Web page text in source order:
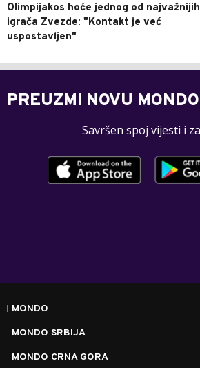
Olimpijakos hoće jednog od najvažnijih
igrača Zvezde: "Kontakt je već
uspostavljen"
PREUZMI NOVU
Savršen spoj vijesti i
MONDO
MONDO SRBIJA
MONDO CRNA GORA